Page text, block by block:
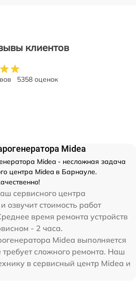
клиентов
5358 оценок
Midea
Midea - несложная задача
центра Midea в Барнауле.
сервисного центра
озвучит стоимость работ
время ремонта устройств
- 2 часа.
Midea выполняется
требует сложного ремонта. Наш
в сервисный центр Midea и